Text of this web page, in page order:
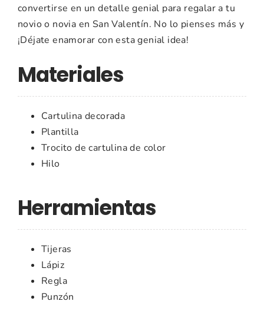
convertirse en un detalle genial para regalar a tu
novio o novia en San Valentín. No lo pienses más y
¡Déjate enamorar con esta genial idea!
Materiales
Cartulina decorada
Plantilla
Trocito de cartulina de color
Hilo
Herramientas
Tijeras
Lápiz
Regla
Punzón